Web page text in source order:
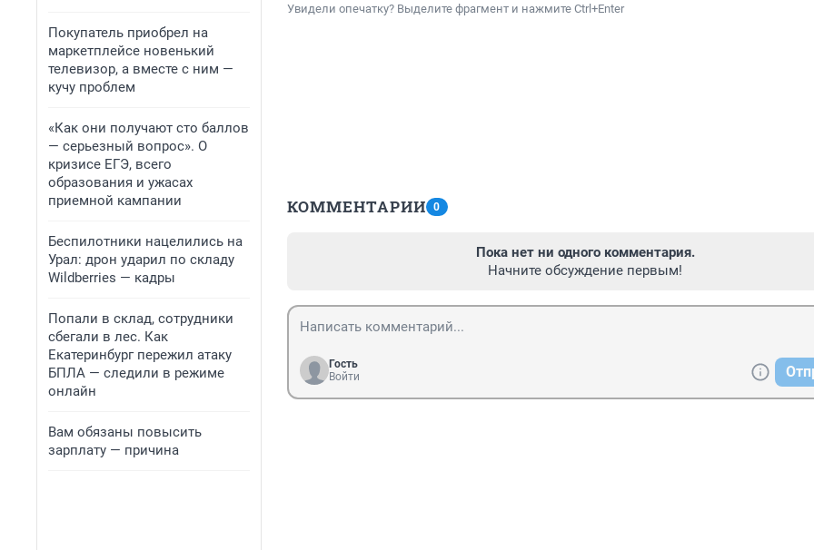
Покупатель приобрел на
маркетплейсе новенький
телевизор, а вместе с ним —
кучу проблем
«Как они получают сто баллов
— серьезный вопрос». О
кризисе ЕГЭ, всего
образования и ужасах
приемной кампании
Беспилотники нацелились на
Урал: дрон ударил по складу
Wildberries — кадры
Попали в склад, сотрудники
сбегали в лес. Как
Екатеринбург пережил атаку
БПЛА — следили в режиме
онлайн
Вам обязаны повысить
зарплату — причина
Увидели опечатку? Выделите фрагмент и нажмите Ctrl+Enter
КОММЕНТАРИИ 0
Пока нет ни одного комментария.
Начните обсуждение первым!
Гость
Войти